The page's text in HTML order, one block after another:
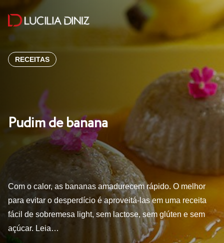
RECEITAS
Pudim de banana
Com o calor, as bananas amadurecem rápido. O melhor
para evitar o desperdício é aproveitá-las em uma receita
fácil de sobremesa light, sem lactose, sem glúten e sem
açúcar. Leia…